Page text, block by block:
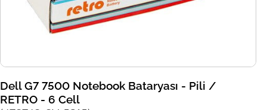
Dell G7 7500 Notebook Bataryası - Pili /
RETRO - 6 Cell